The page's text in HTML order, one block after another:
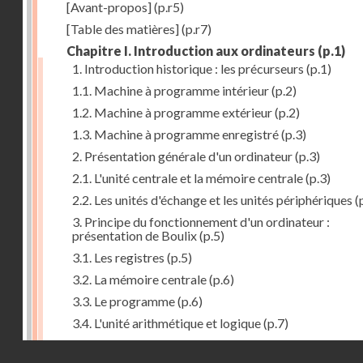
[Avant-propos](p.r5)
[Table des matières](p.r7)
Chapitre I. Introduction aux ordinateurs (p.1)
1. Introduction historique : les précurseurs (p.1)
1.1. Machine à programme intérieur(p.2)
1.2. Machine à programme extérieur(p.2)
1.3. Machine à programme enregistré(p.3)
2. Présentation générale d'un ordinateur(p.3)
2.1. L'unité centrale et la mémoire centrale(p.3)
2.2. Les unités d'échange et les unités périphériques
3. Principe du fonctionnement d'un ordinateur :
présentation de Boulix(p.5)
3.1. Les registres (p.5)
3.2. La mémoire centrale(p.6)
3.3. Le programme(p.6)
3.4. L'unité arithmétique et logique(p.7)
3.5. L'unité de contrôle(p.8)